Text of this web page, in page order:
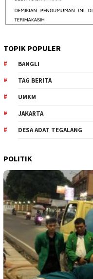
TOPIK POPULER
BANGLI
TAG BERITA
UMKM
JAKARTA
DESA ADAT TEGALANG
POLITIK